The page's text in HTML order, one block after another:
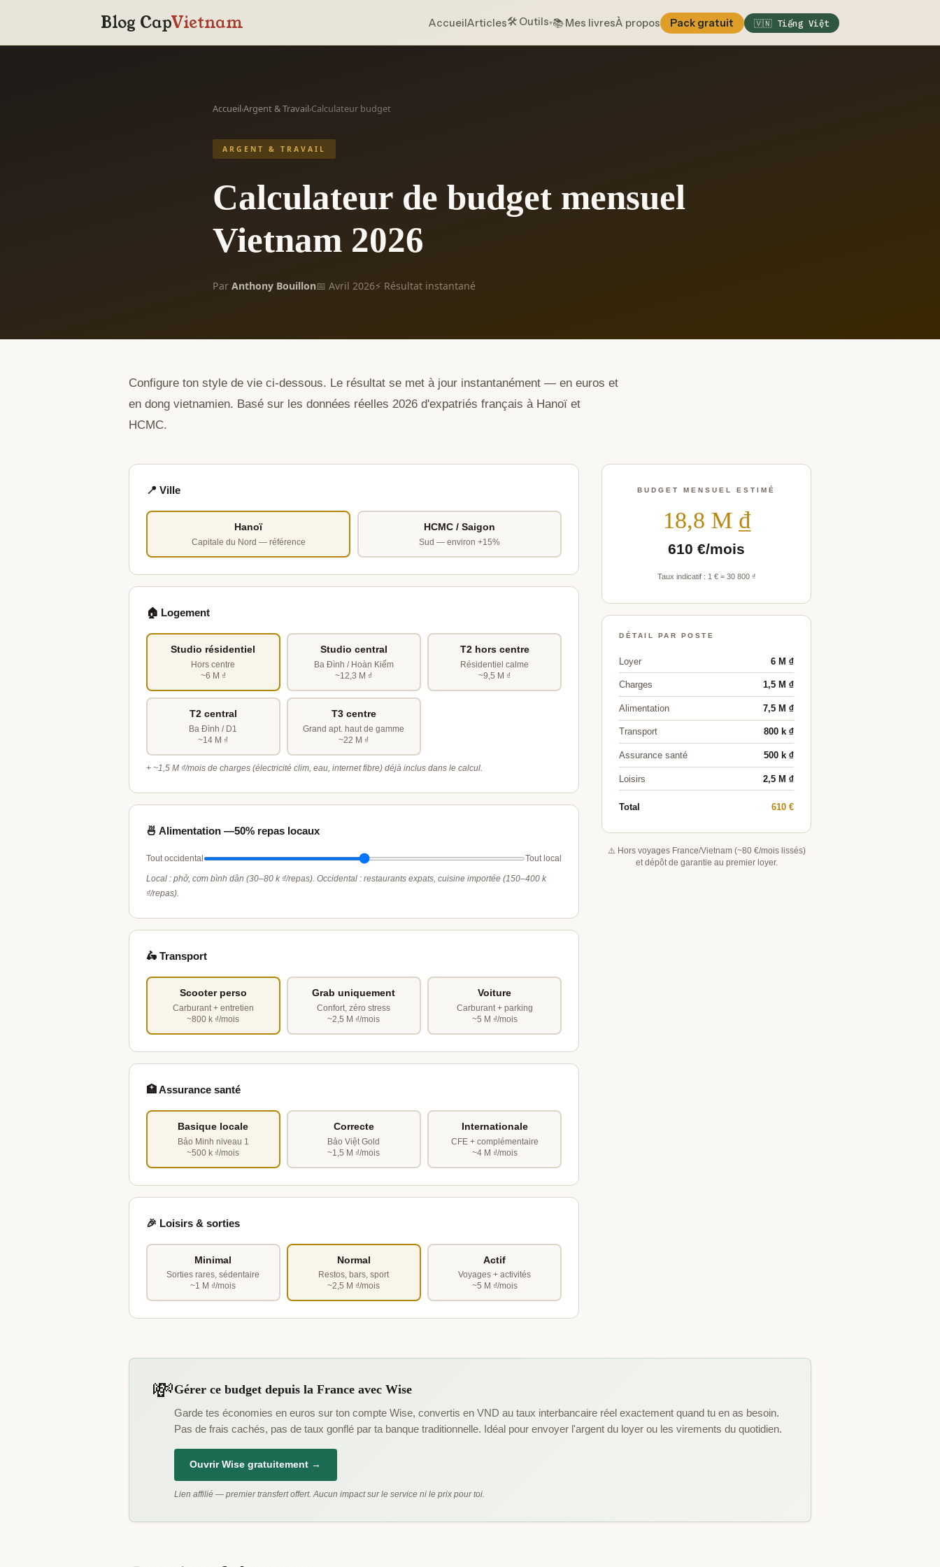
Blog CapVietnam AccueilArticles🛠️ Outils 📚 Mes livresÀ propos Pack gratuit 🇻🇳 Tiếng Việt
Accueil›Argent & Travail›Calculateur budget
ARGENT & TRAVAIL
Calculateur de budget mensuel
Vietnam 2026
Par Anthony Bouillon📅 Avril 2026⚡ Résultat instantané
Configure ton style de vie ci-dessous. Le résultat se met à jour instantanément — en euros et
en dong vietnamien. Basé sur les données réelles 2026 d'expatriés français à Hanoï et
HCMC.
📍 Ville
Hanoï
Capitale du Nord — référence
HCMC / Saigon
Sud — environ +15%
🏠 Logement
Studio résidentiel
Hors centre
~6 M ₫
Studio central
Ba Đình / Hoàn Kiếm
~12,3 M ₫
T2 hors centre
Résidentiel calme
~9,5 M ₫
T2 central
Ba Đình / D1
~14 M ₫
T3 centre
Grand apt. haut de gamme
~22 M ₫
+ ~1,5 M ₫/mois de charges (électricité clim, eau, internet fibre) déjà inclus dans le calcul.
🍜 Alimentation —50% repas locaux
Tout occidental Tout local
Local : phở, cơm bình dân (30–80 k ₫/repas). Occidental : restaurants expats, cuisine importée (150–400 k
₫/repas).
🛵 Transport
Scooter perso
Carburant + entretien
~800 k ₫/mois
Grab uniquement
Confort, zéro stress
~2,5 M ₫/mois
Voiture
Carburant + parking
~5 M ₫/mois
🏥 Assurance santé
Basique locale
Bảo Minh niveau 1
~500 k ₫/mois
Correcte
Bảo Việt Gold
~1,5 M ₫/mois
Internationale
CFE + complémentaire
~4 M ₫/mois
🎉 Loisirs & sorties
Minimal
Sorties rares, sédentaire
~1 M ₫/mois
Normal
Restos, bars, sport
~2,5 M ₫/mois
Actif
Voyages + activités
~5 M ₫/mois
BUDGET MENSUEL ESTIMÉ
18,8 M ₫
610 €/mois
Taux indicatif : 1 € = 30 800 ₫
DÉTAIL PAR POSTE
Loyer 6 M ₫
Charges 1,5 M ₫
Alimentation 7,5 M ₫
Transport 800 k ₫
Assurance santé 500 k ₫
Loisirs 2,5 M ₫
Total 610 €
⚠️ Hors voyages France/Vietnam (~80 €/mois lissés)
et dépôt de garantie au premier loyer.
💸Gérer ce budget depuis la France avec Wise
Garde tes économies en euros sur ton compte Wise, convertis en VND au taux interbancaire réel exactement quand tu en as besoin.
Pas de frais cachés, pas de taux gonflé par ta banque traditionnelle. Idéal pour envoyer l'argent du loyer ou les virements du quotidien.
Ouvrir Wise gratuitement →
Lien affilié — premier transfert offert. Aucun impact sur le service ni le prix pour toi.